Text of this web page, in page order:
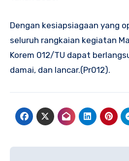
Dengan kesiapsiagaan yang
seluruh rangkaian kegiatan
Korem 012/TU dapat
damai, dan lancar.(Pr012).